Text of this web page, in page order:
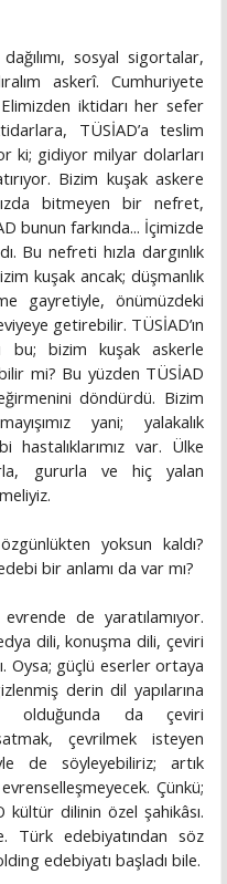
sosyal sigortalar,
askerî. Cumhuriyete
iktidarı her sefer
TÜSİAD’a teslim
ki; gidiyor milyar dolarları
Bizim kuşak askere
bitmeyen bir nefret,
bunun farkında... İçimizde
Bu nefreti hızla dargınlık
kuşak ancak; düşmanlık
gayretiyle, önümüzdeki
getirebilir. TÜSİAD’ın
bu; bizim kuşak askerle
mi? Bu yüzden TÜSİAD
döndürdü. Bizim
yani; yalakalık
var. Ülke
gururla ve hiç yalan
yoksun kaldı?
bir anlamı da var mı?
de yaratılamıyor.
dili, konuşma dili, çeviri
Oysa; güçlü eserler ortaya
derin dil yapılarına
olduğunda da çeviri
çevrilmek isteyen
de söyleyebiliriz; artık
Çünkü;
dilinin özel şahikâsı.
Türk edebiyatından söz
edebiyatı başladı bile.